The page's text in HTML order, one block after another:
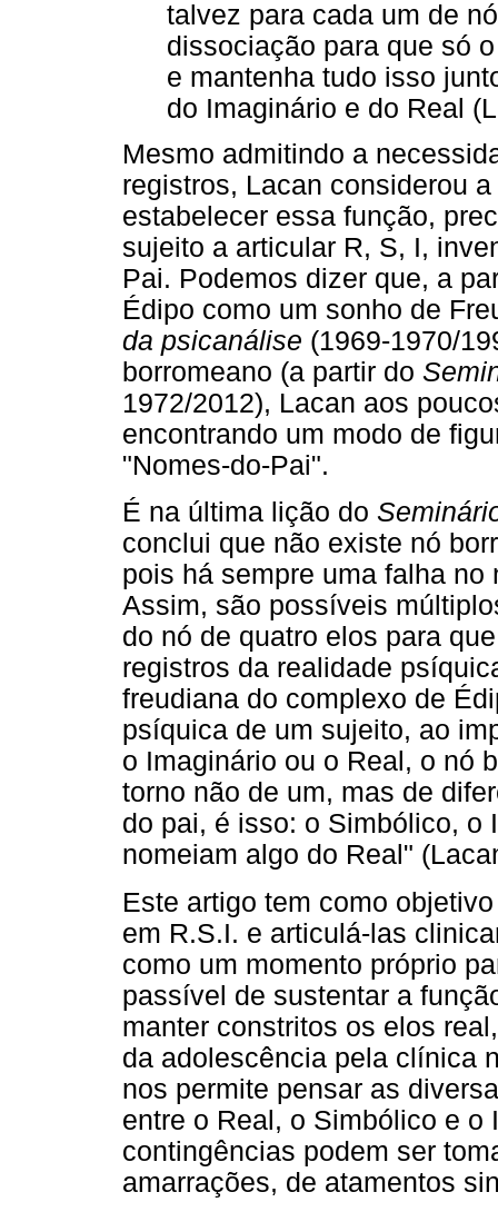
talvez para cada um de
dissociação para que só
e mantenha tudo isso
do Imaginário e do Real
Mesmo admitindo a
registros, Lacan considerou
estabelecer essa função,
sujeito a articular R, S, I,
Pai. Podemos dizer que, a
Édipo como um sonho de
da psicanálise (1969-1970/
borromeano (a partir do
1972/2012), Lacan aos
encontrando um modo de
"Nomes-do-Pai".
É na última lição do
conclui que não existe nó
pois há sempre uma falha
Assim, são possíveis
do nó de quatro elos para
registros da realidade
freudiana do complexo de
psíquica de um sujeito, ao
o Imaginário ou o Real, o nó
torno não de um, mas de
do pai, é isso: o Simbólico, o
nomeiam algo do Real"
Este artigo tem como
em R.S.I. e articulá-las
como um momento próprio
passível de sustentar a
manter constritos os elos
da adolescência pela clínica
nos permite pensar as
entre o Real, o Simbólico e o
contingências podem ser
amarrações, de atamentos